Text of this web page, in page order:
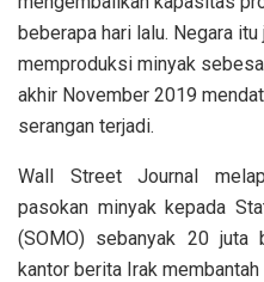
beberapa hari lalu. Negara
memproduksi minyak
akhir November 2019
serangan terjadi.
Wall Street Journal
pasokan minyak kepada
(SOMO) sebanyak 20 juta
kantor berita Irak